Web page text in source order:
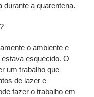
durante a quarentena.
o ambiente e
esquecido. O
um trabalho que
de lazer e
fazer o trabalho em